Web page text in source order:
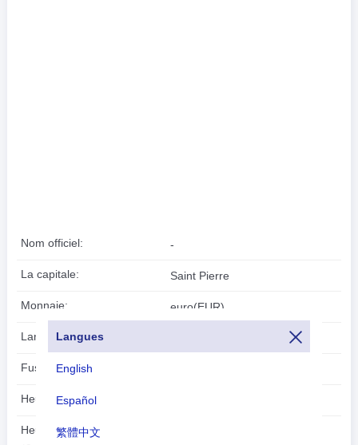
Langues
English
Español
繁體中文
Nom officiel: -
La capitale: Saint Pierre
Monnaie: euro(EUR)
Langues:
Fuseau horaire:
Heure d'été:
Heure locale: